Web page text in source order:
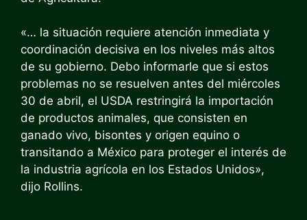
«… la situación requiere atención inmediata y
coordinación decisiva en los niveles más altos
de su gobierno. Debo informarle que si estos
problemas no se resuelven antes del miércoles
30 de abril, el USDA restringirá la importación
de productos animales, que consisten en
ganado vivo, bisontes y origen equino o
transitando a México para proteger el interés de
la industria agrícola en los Estados Unidos»,
dijo Rollins.